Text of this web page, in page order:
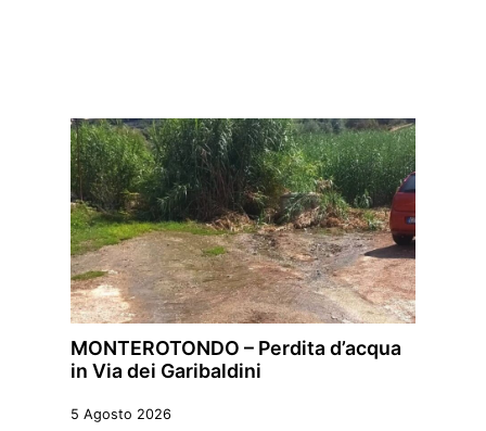
MONTEROTONDO – Perdita d’acqua
in Via dei Garibaldini
5 Agosto 2026